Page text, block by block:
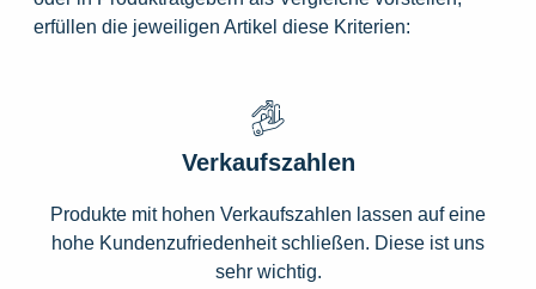
erfüllen die jeweiligen Artikel diese Kriterien:
Verkaufszahlen
Produkte mit hohen Verkaufszahlen lassen auf eine
hohe Kundenzufriedenheit schließen. Diese ist uns
sehr wichtig.